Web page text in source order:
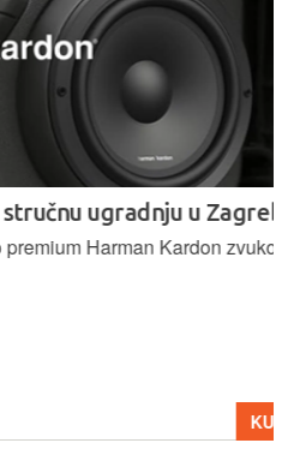
ugradnju u Zagrebu.
Harman Kardon zvukom